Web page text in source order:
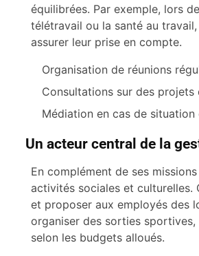
équilibrées. Par exemple, lors
télétravail ou la santé au
assurer leur prise en compte.
Organisation de réunions
Consultations sur des
Médiation en cas de
Un acteur central de la
En complément de ses
activités sociales et culturelles.
et proposer aux employés des
organiser des sorties
selon les budgets alloués.